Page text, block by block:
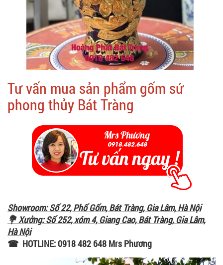
Tư vấn mua sản phẩm gốm sứ
phong thủy Bát Tràng
Showroom: Số 22, Phố Gốm, Bát Tràng, Gia Lâm, Hà Nội
💐 Xưởng: Số 252, xóm 4, Giang Cao, Bát Tràng, Gia Lâm,
Hà Nội
☎ HOTLINE: 0918 482 648 Mrs Phương